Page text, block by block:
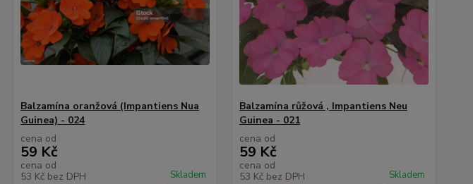
Balzamína oranžová (Impantiens Nua
Guinea) - 024
cena od
59 Kč
cena od
53 Kč bez DPH Skladem
Balzamína růžová , Impantiens Neu
Guinea - 021
cena od
59 Kč
cena od
53 Kč bez DPH Skladem